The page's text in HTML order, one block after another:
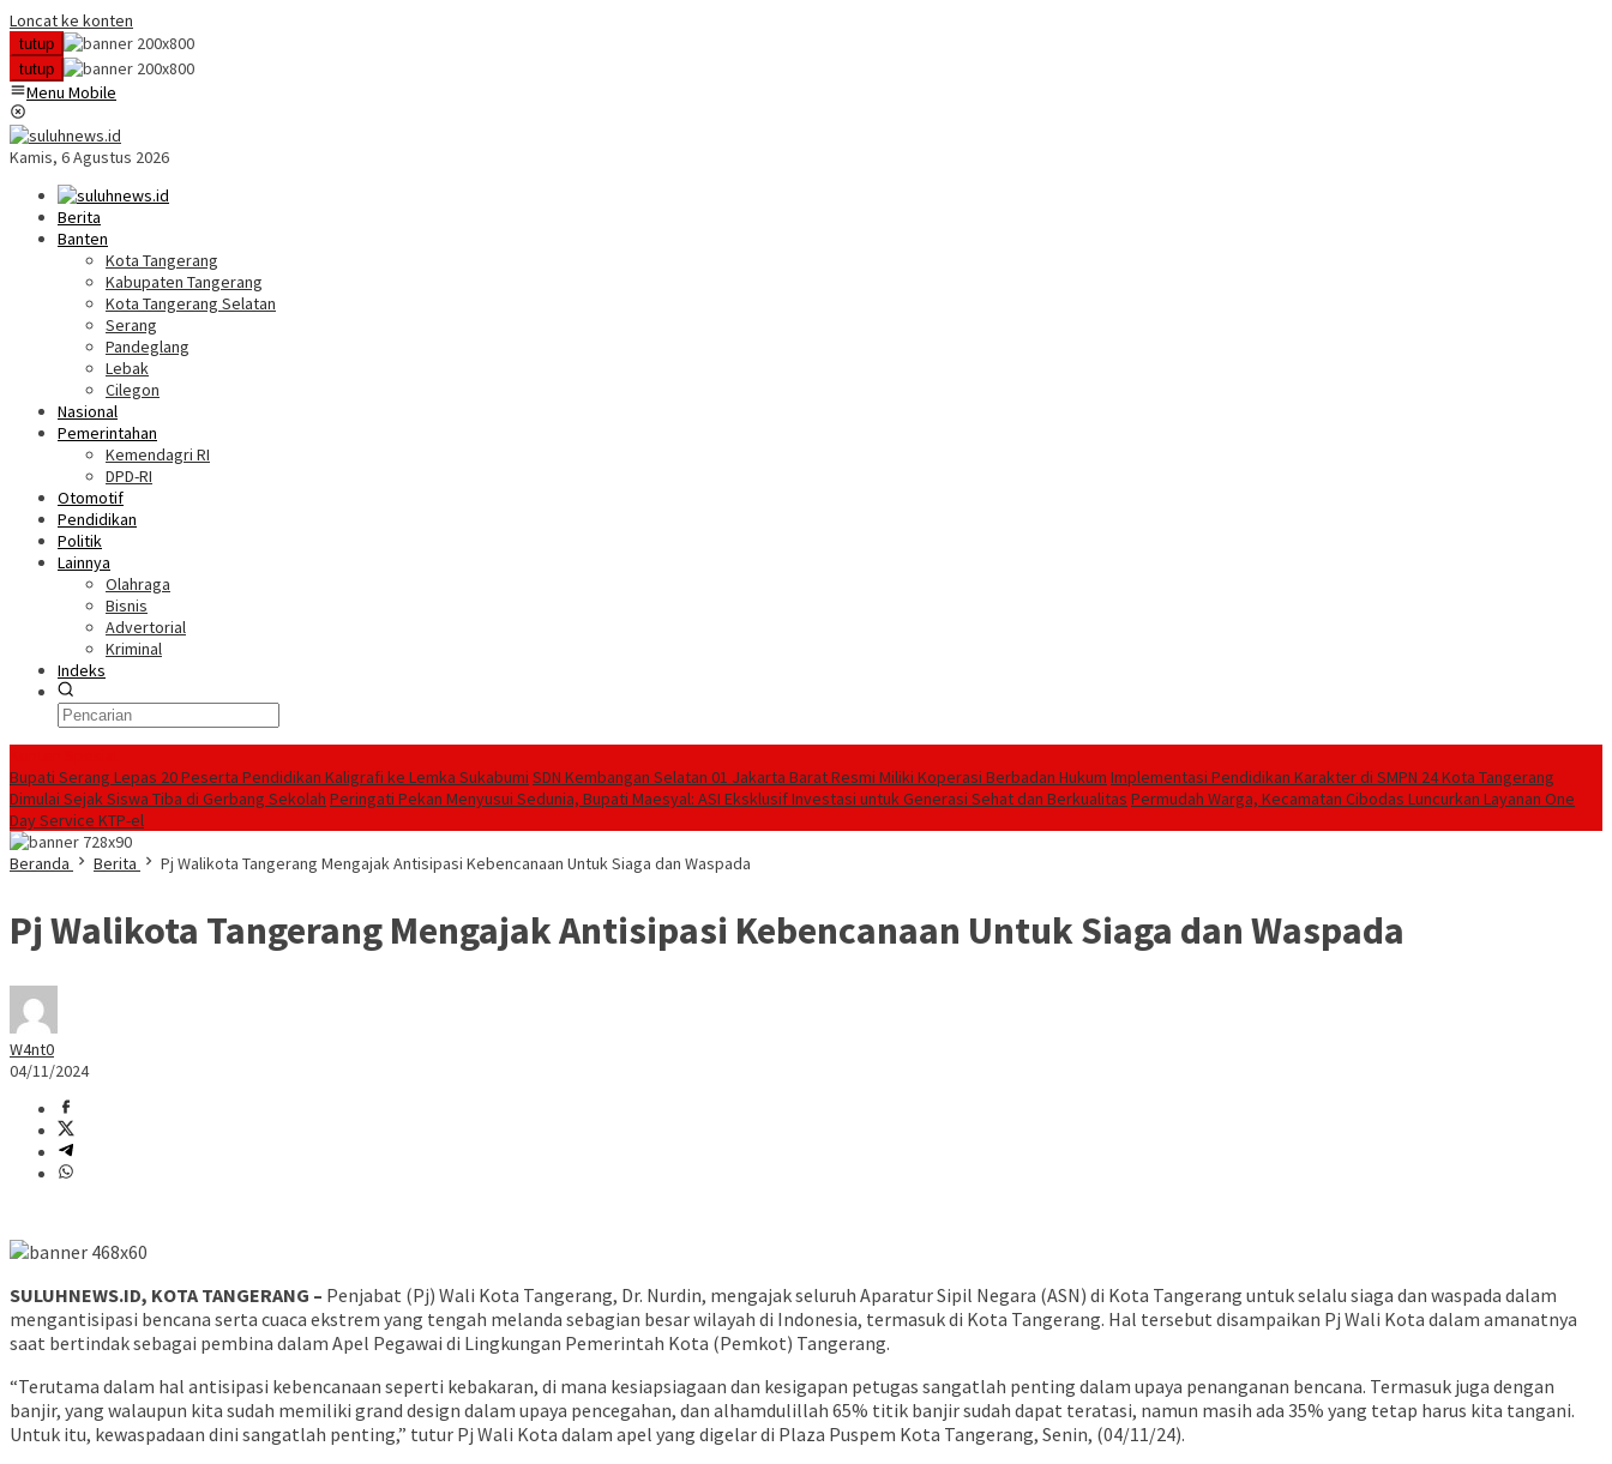
Loncat ke konten
tutup
tutup
Menu Mobile
Kamis, 6 Agustus 2026
Berita
Banten
Kota Tangerang
Kabupaten Tangerang
Kota Tangerang Selatan
Serang
Pandeglang
Lebak
Cilegon
Nasional
Pemerintahan
Kemendagri RI
DPD-RI
Otomotif
Pendidikan
Politik
Lainnya
Olahraga
Bisnis
Advertorial
Kriminal
Indeks
Bupati Serang Lepas 20 Peserta Pendidikan Kaligrafi ke Lemka Sukabumi SDN Kembangan Selatan 01 Jakarta Barat Resmi Miliki Koperasi Berbadan Hukum Implementasi Pendidikan Karakter di SMPN 24 Kota Tangerang
Dimulai Sejak Siswa Tiba di Gerbang Sekolah Peringati Pekan Menyusui Sedunia, Bupati Maesyal: ASI Eksklusif Investasi untuk Generasi Sehat dan Berkualitas Permudah Warga, Kecamatan Cibodas Luncurkan Layanan One
Day Service KTP-el
Beranda
Berita Pj Walikota Tangerang Mengajak Antisipasi Kebencanaan Untuk Siaga dan Waspada
Pj Walikota Tangerang Mengajak Antisipasi Kebencanaan Untuk Siaga dan Waspada
W4nt0
04/11/2024
SULUHNEWS.ID, KOTA TANGERANG – Penjabat (Pj) Wali Kota Tangerang, Dr. Nurdin, mengajak seluruh Aparatur Sipil Negara (ASN) di Kota Tangerang untuk selalu siaga dan waspada dalam
mengantisipasi bencana serta cuaca ekstrem yang tengah melanda sebagian besar wilayah di Indonesia, termasuk di Kota Tangerang. Hal tersebut disampaikan Pj Wali Kota dalam amanatnya
saat bertindak sebagai pembina dalam Apel Pegawai di Lingkungan Pemerintah Kota (Pemkot) Tangerang.
“Terutama dalam hal antisipasi kebencanaan seperti kebakaran, di mana kesiapsiagaan dan kesigapan petugas sangatlah penting dalam upaya penanganan bencana. Termasuk juga dengan
banjir, yang walaupun kita sudah memiliki grand design dalam upaya pencegahan, dan alhamdulillah 65% titik banjir sudah dapat teratasi, namun masih ada 35% yang tetap harus kita tangani.
Untuk itu, kewaspadaan dini sangatlah penting,” tutur Pj Wali Kota dalam apel yang digelar di Plaza Puspem Kota Tangerang, Senin, (04/11/24).